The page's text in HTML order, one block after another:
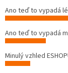
Ano teď to vypadá
Ano teď to vypadá
Minulý vzhled